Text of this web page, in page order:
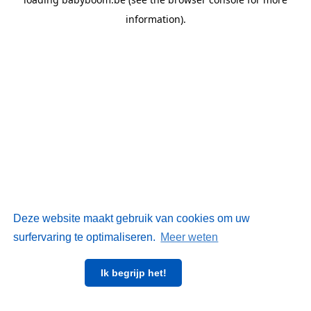
Deze website maakt gebruik van cookies om uw
surfervaring te optimaliseren. Meer weten
Ik begrijp het!
information).